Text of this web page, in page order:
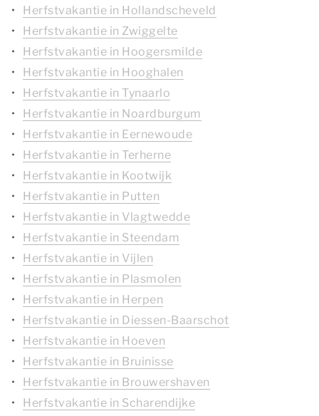
Herfstvakantie in Hollandscheveld
Herfstvakantie in Zwiggelte
Herfstvakantie in Hoogersmilde
Herfstvakantie in Hooghalen
Herfstvakantie in Tynaarlo
Herfstvakantie in Noardburgum
Herfstvakantie in Eernewoude
Herfstvakantie in Terherne
Herfstvakantie in Kootwijk
Herfstvakantie in Putten
Herfstvakantie in Vlagtwedde
Herfstvakantie in Steendam
Herfstvakantie in Vijlen
Herfstvakantie in Plasmolen
Herfstvakantie in Herpen
Herfstvakantie in Diessen-Baarschot
Herfstvakantie in Hoeven
Herfstvakantie in Bruinisse
Herfstvakantie in Brouwershaven
Herfstvakantie in Scharendijke